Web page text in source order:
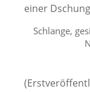
Schlange,